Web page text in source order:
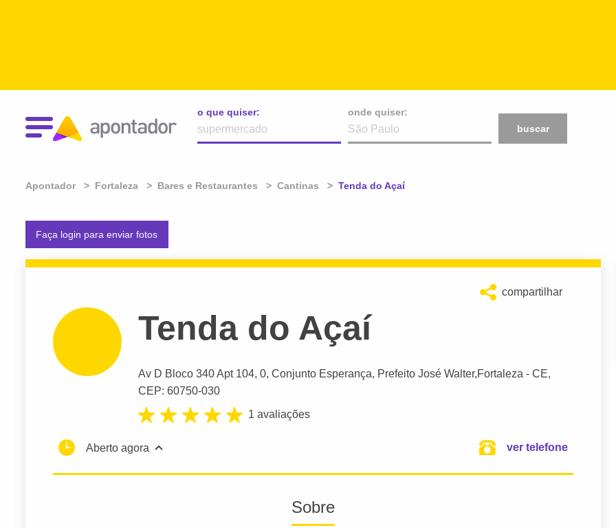
o que quiser:
onde quiser:
buscar
Apontador Fortaleza Bares e Restaurantes Cantinas Atual:
Tenda do Açaí
Faça login para enviar fotos
compartilhar
Tenda do Açaí
Av D Bloco 340 Apt 104, 0, Conjunto Esperança, Prefeito José Walter,Fortaleza - CE,
CEP: 60750-030
1 avaliações
Aberto agora ver telefone
Sobre